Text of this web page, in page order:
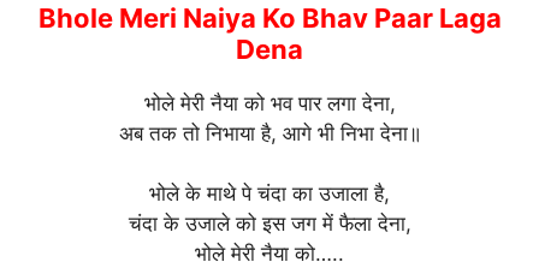
Bhole Meri Naiya Ko Bhav Paar Laga
Dena
भोले मेरी नैया को भव पार लगा देना,
अब तक तो निभाया है, आगे भी निभा देना॥
भोले के माथे पे चंदा का उजाला है,
चंदा के उजाले को इस जग में फैला देना,
भोले मेरी नैया को…..